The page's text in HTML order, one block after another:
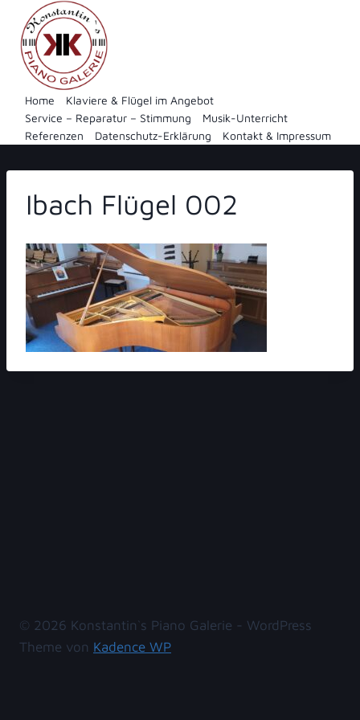
Inhalt
springen
Home
Klaviere & Flügel im Angebot
Service – Reparatur – Stimmung
Musik-Unterricht
Referenzen
Datenschutz-Erklärung Kontakt & Impressum
Ibach Flügel 002
© 2026 Konstantin`s Piano Galerie - WordPress
Theme von Kadence WP